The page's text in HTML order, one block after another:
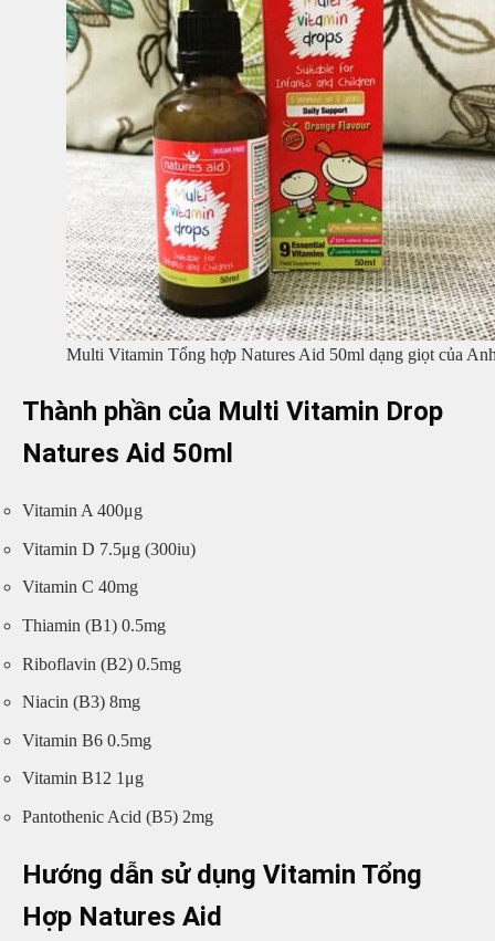
Multi Vitamin Tổng hợp Natures Aid 50ml dạng giọt của
Thành phần của Multi Vitamin Drop
Natures Aid 50ml
Vitamin A 400μg
Vitamin D 7.5μg (300iu)
Vitamin C 40mg
Thiamin (B1) 0.5mg
Riboflavin (B2) 0.5mg
Niacin (B3) 8mg
Vitamin B6 0.5mg
Vitamin B12 1μg
Pantothenic Acid (B5) 2mg
Hướng dẫn sử dụng Vitamin Tổng
Hợp Natures Aid